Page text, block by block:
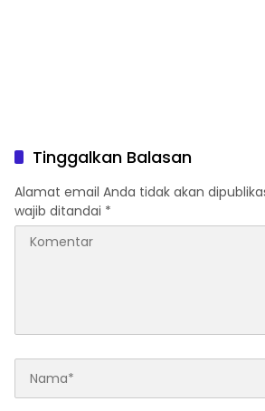
Tinggalkan Balasan
Alamat email Anda tidak akan
wajib ditandai *